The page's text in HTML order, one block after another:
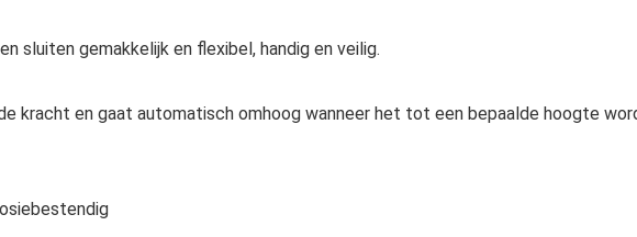
sluiten gemakkelijk en flexibel, handig en veilig.
kracht en gaat automatisch omhoog wanneer het tot een bepaalde hoogte